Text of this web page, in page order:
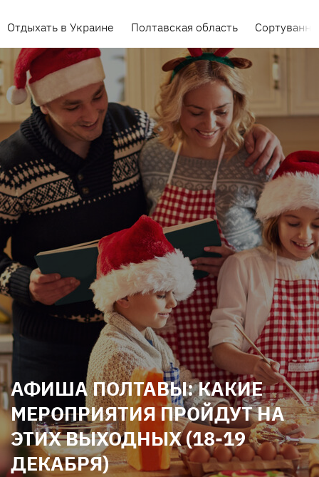
Отдыхать в Украине Полтавская область Сортування
АФИША ПОЛТАВЫ: КАКИЕ
МЕРОПРИЯТИЯ ПРОЙДУТ НА
ЭТИХ ВЫХОДНЫХ (18-19
ДЕКАБРЯ)